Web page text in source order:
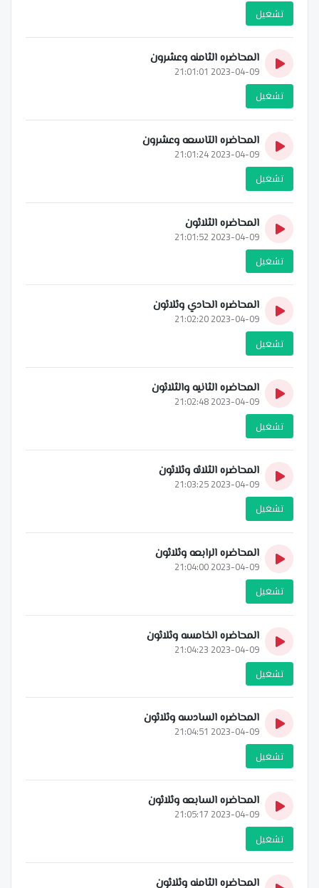
تشغيل
المحاضره الثامنه وعشرون
2023-04-09 21:01:01
تشغيل
المحاضره التاسعه وعشرون
2023-04-09 21:01:24
تشغيل
المحاضره الثلاثون
2023-04-09 21:01:52
تشغيل
المحاضره الحادي وثلاثون
2023-04-09 21:02:20
تشغيل
المحاضره الثانيه والثلاثون
2023-04-09 21:02:48
تشغيل
المحاضره الثلاثه وثلاثون
2023-04-09 21:03:25
تشغيل
المحاضره الرابعه وثلاثون
2023-04-09 21:04:00
تشغيل
المحاضره الخامسه وثلاثون
2023-04-09 21:04:23
تشغيل
المحاضره السادسه وثلاثون
2023-04-09 21:04:51
تشغيل
المحاضره السابعه وثلاثون
2023-04-09 21:05:17
تشغيل
المحاضره الثامنه وثلاثون